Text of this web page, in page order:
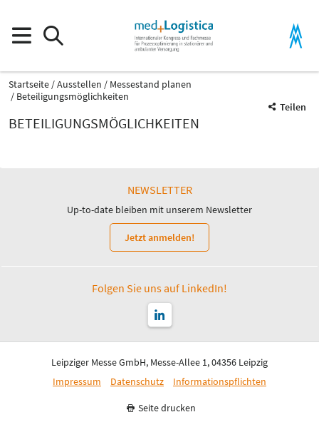
Startseite Ausstellen
Messestand planen
Beteiligungsmöglichkeiten
Teilen
BETEILIGUNGSMÖGLICHKEITEN
NEWSLETTER
Up-to-date bleiben mit unserem Newsletter
Jetzt anmelden!
Folgen Sie uns auf LinkedIn!
Leipziger Messe GmbH, Messe-Allee 1, 04356 Leipzig
Impressum
Datenschutz Informationspflichten
Seite drucken